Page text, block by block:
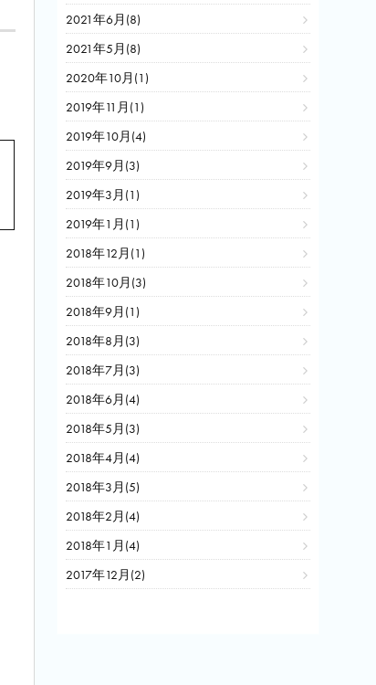
2021年6月(8)
2021年5月(8)
2020年10月(1)
2019年11月(1)
2019年10月(4)
2019年9月(3)
2019年3月(1)
2019年1月(1)
2018年12月(1)
2018年10月(3)
2018年9月(1)
2018年8月(3)
2018年7月(3)
2018年6月(4)
2018年5月(3)
2018年4月(4)
2018年3月(5)
2018年2月(4)
2018年1月(4)
2017年12月(2)